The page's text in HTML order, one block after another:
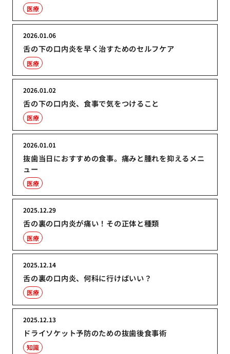
医療
舌の下の口内炎を早く治すためのセルフケア
2026.01.06
医療
舌の下の口内炎、食事で気をつけること
2026.01.02
医療
抜歯当日におすすめの食事。痛みと腫れを抑えるメニ
ュー
2026.01.01
医療
舌の裏の口内炎が痛い！その正体と種類
2025.12.29
医療
舌の裏の口内炎、何科に行けばいい？
2025.12.14
医療
ドライソケット予防のための抜歯後食事術
2025.12.13
知識